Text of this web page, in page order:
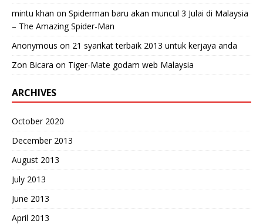
mintu khan on Spiderman baru akan muncul 3 Julai di Malaysia
– The Amazing Spider-Man
Anonymous on 21 syarikat terbaik 2013 untuk kerjaya anda
Zon Bicara on Tiger-Mate godam web Malaysia
ARCHIVES
October 2020
December 2013
August 2013
July 2013
June 2013
April 2013